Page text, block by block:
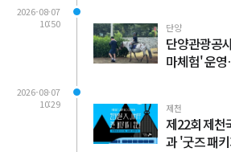
2026-08-07
10:50
단양
단양관광공
마체험' 운
2026-08-07
10:29
제천
제22회 제천
과 '굿즈 패